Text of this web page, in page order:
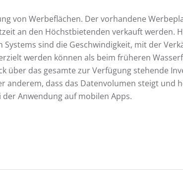
von Werbeflächen. Der vorhandene
an den Höchstbietenden verkauft werden.
sind die Geschwindigkeit, mit der
werden können als beim früheren
über das gesamte zur Verfügung stehende
anderem, dass das Datenvolumen steigt
Anwendung auf mobilen Apps.